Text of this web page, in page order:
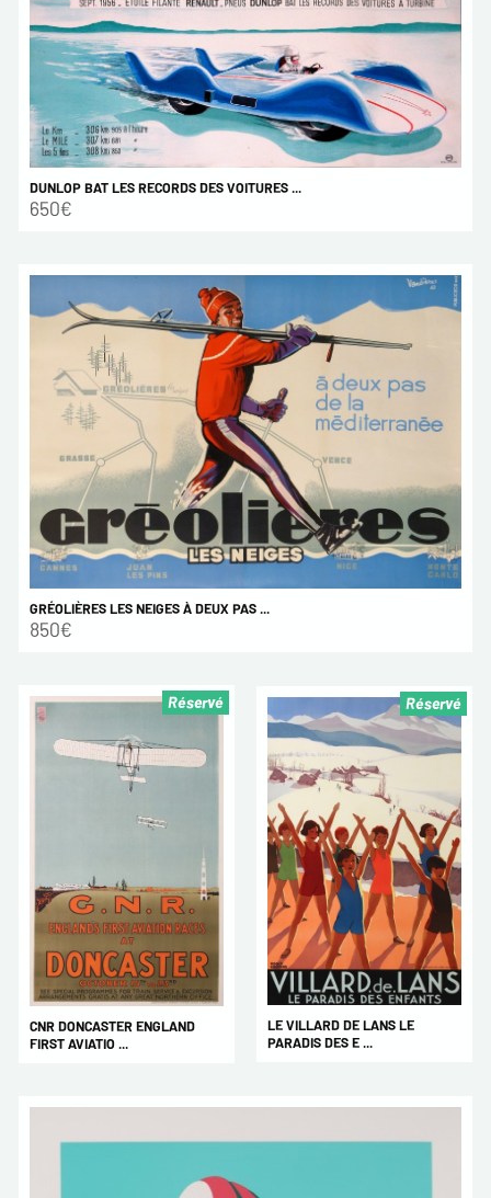
DUNLOP BAT LES RECORDS DES VOITURES ...
650€
GRÉOLIÈRES LES NEIGES À DEUX PAS ...
850€
CNR DONCASTER ENGLAND
FIRST AVIATIO ...
Réservé
LE VILLARD DE LANS LE
PARADIS DES E ...
Réservé